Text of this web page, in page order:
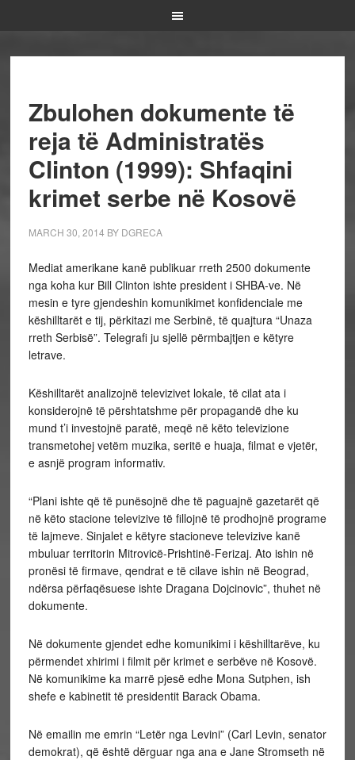
Zbulohen dokumente të
reja të Administratës
Clinton (1999): Shfaqini
krimet serbe në Kosovë
MARCH 30, 2014 BY DGRECA
Mediat amerikane kanë publikuar rreth 2500 dokumente
nga koha kur Bill Clinton ishte president i SHBA-ve. Në
mesin e tyre gjendeshin komunikimet konfidenciale me
këshilltarët e tij, përkitazi me Serbinë, të quajtura “Unaza
rreth Serbisë”. Telegrafi ju sjellë përmbajtjen e këtyre
letrave.
Këshilltarët analizojnë televizivet lokale, të cilat ata i
konsiderojnë të përshtatshme për propagandë dhe ku
mund t’i investojnë paratë, meqë në këto televizione
transmetohej vetëm muzika, seritë e huaja, filmat e vjetër,
e asnjë program informativ.
“Plani ishte që të punësojnë dhe të paguajnë gazetarët që
në këto stacione televizive të fillojnë të prodhojnë programe
të lajmeve. Sinjalet e këtyre stacioneve televizive kanë
mbuluar territorin Mitrovicë-Prishtinë-Ferizaj. Ato ishin në
pronësi të firmave, qendrat e të cilave ishin në Beograd,
ndërsa përfaqësuese ishte Dragana Dojcinovic”, thuhet në
dokumente.
Në dokumente gjendet edhe komunikimi i këshilltarëve, ku
përmendet xhirimi i filmit për krimet e serbëve në Kosovë.
Në komunikime ka marrë pjesë edhe Mona Sutphen, ish
shefe e kabinetit të presidentit Barack Obama.
Në emailin me emrin “Letër nga Levini” (Carl Levin, senator
demokrat), që është dërguar nga ana e Jane Stromseth në